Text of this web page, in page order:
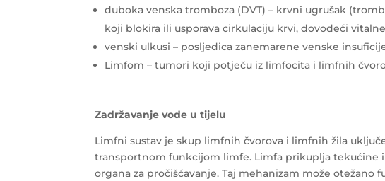
duboka venska tromboza (DVT) – krvni ugrušak
koji blokira ili usporava cirkulaciju krvi, dovodeći
venski ulkusi – posljedica zanemarene venske
Limfom – tumori koji potječu iz limfocita i limfnih
Zadržavanje vode u tijelu
Limfni sustav je skup limfnih čvorova i limfnih žila
transportnom funkcijom limfe. Limfa prikuplja tekućine
organa za pročišćavanje. Taj mehanizam može